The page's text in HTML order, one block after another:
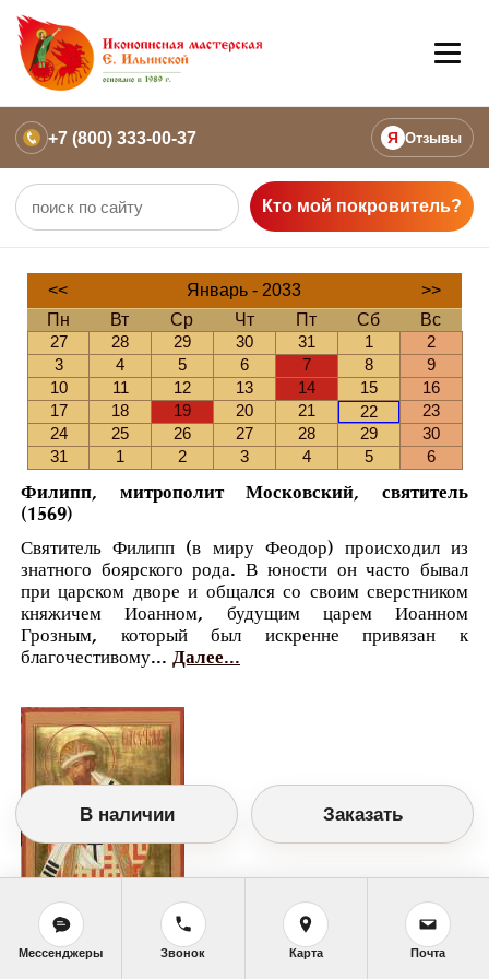
+7 (800) 333-00-37 Я Отзывы
Кто мой покровитель?
<< Январь - 2033
>>
Пн
Вт Ср Чт Пт Сб
Вс
27
28 29 30 31 1
2
3
4 5 6 7 8
9
10
11 12 13 14 15
16
17
18 19 20 21 22
23
24
25 26 27 28 29
30
31
1 2 3 4 5 6
Филипп, митрополит Московский, святитель
(1569)
Святитель Филипп (в миру Феодор) происходил из
знатного боярского рода. В юности он часто бывал
при царском дворе и общался со своим сверстником
княжичем Иоанном, будущим царем Иоанном
Грозным, который был искренне привязан к
благочестивому... Далее...
В наличии Заказать
Мессенджеры Звонок Карта Почта